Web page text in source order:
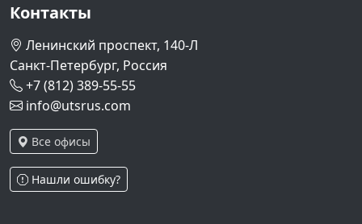
Контакты
Ленинский проспект, 140-Л
Санкт-Петербург, Россия
+7 (812) 389-55-55
info@utsrus.com
Все офисы
Нашли ошибку?